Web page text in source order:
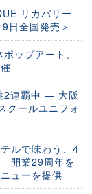
リカバリー
日全国発売＞
ップアート、
2連覇中 ― 大阪
クールユニフォ
ルで味わう、4
開業29周年を
ューを提供